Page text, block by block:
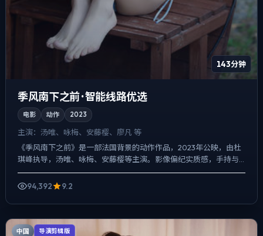
143分钟
季风南下之前 · 智能线路优选
电影 动作 2023
主演： 汤唯、咏梅、安藤樱、廖凡 等
《季风南下之前》是一部法国背景的动作作品，2023年公映，由杜
琪峰执导，汤唯、咏梅、安藤樱等主演。影像偏纪实质感，手持与
固定机位交替出现，悬疑外壳下，更想讨论的是「记忆是否可靠...
94,392
9.2
中国 导演剪辑版